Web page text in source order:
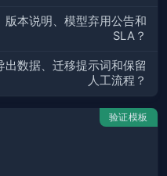
版本说明、模型弃用公告和
SLA？
出数据、迁移提示词和保留
人工流程？
验证模板